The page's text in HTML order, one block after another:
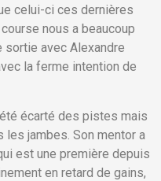
celui-ci ces dernières
nous a beaucoup
sortie avec Alexandre
la ferme intention de
écarté des pistes mais
jambes. Son mentor a
est une première depuis
en retard de gains,